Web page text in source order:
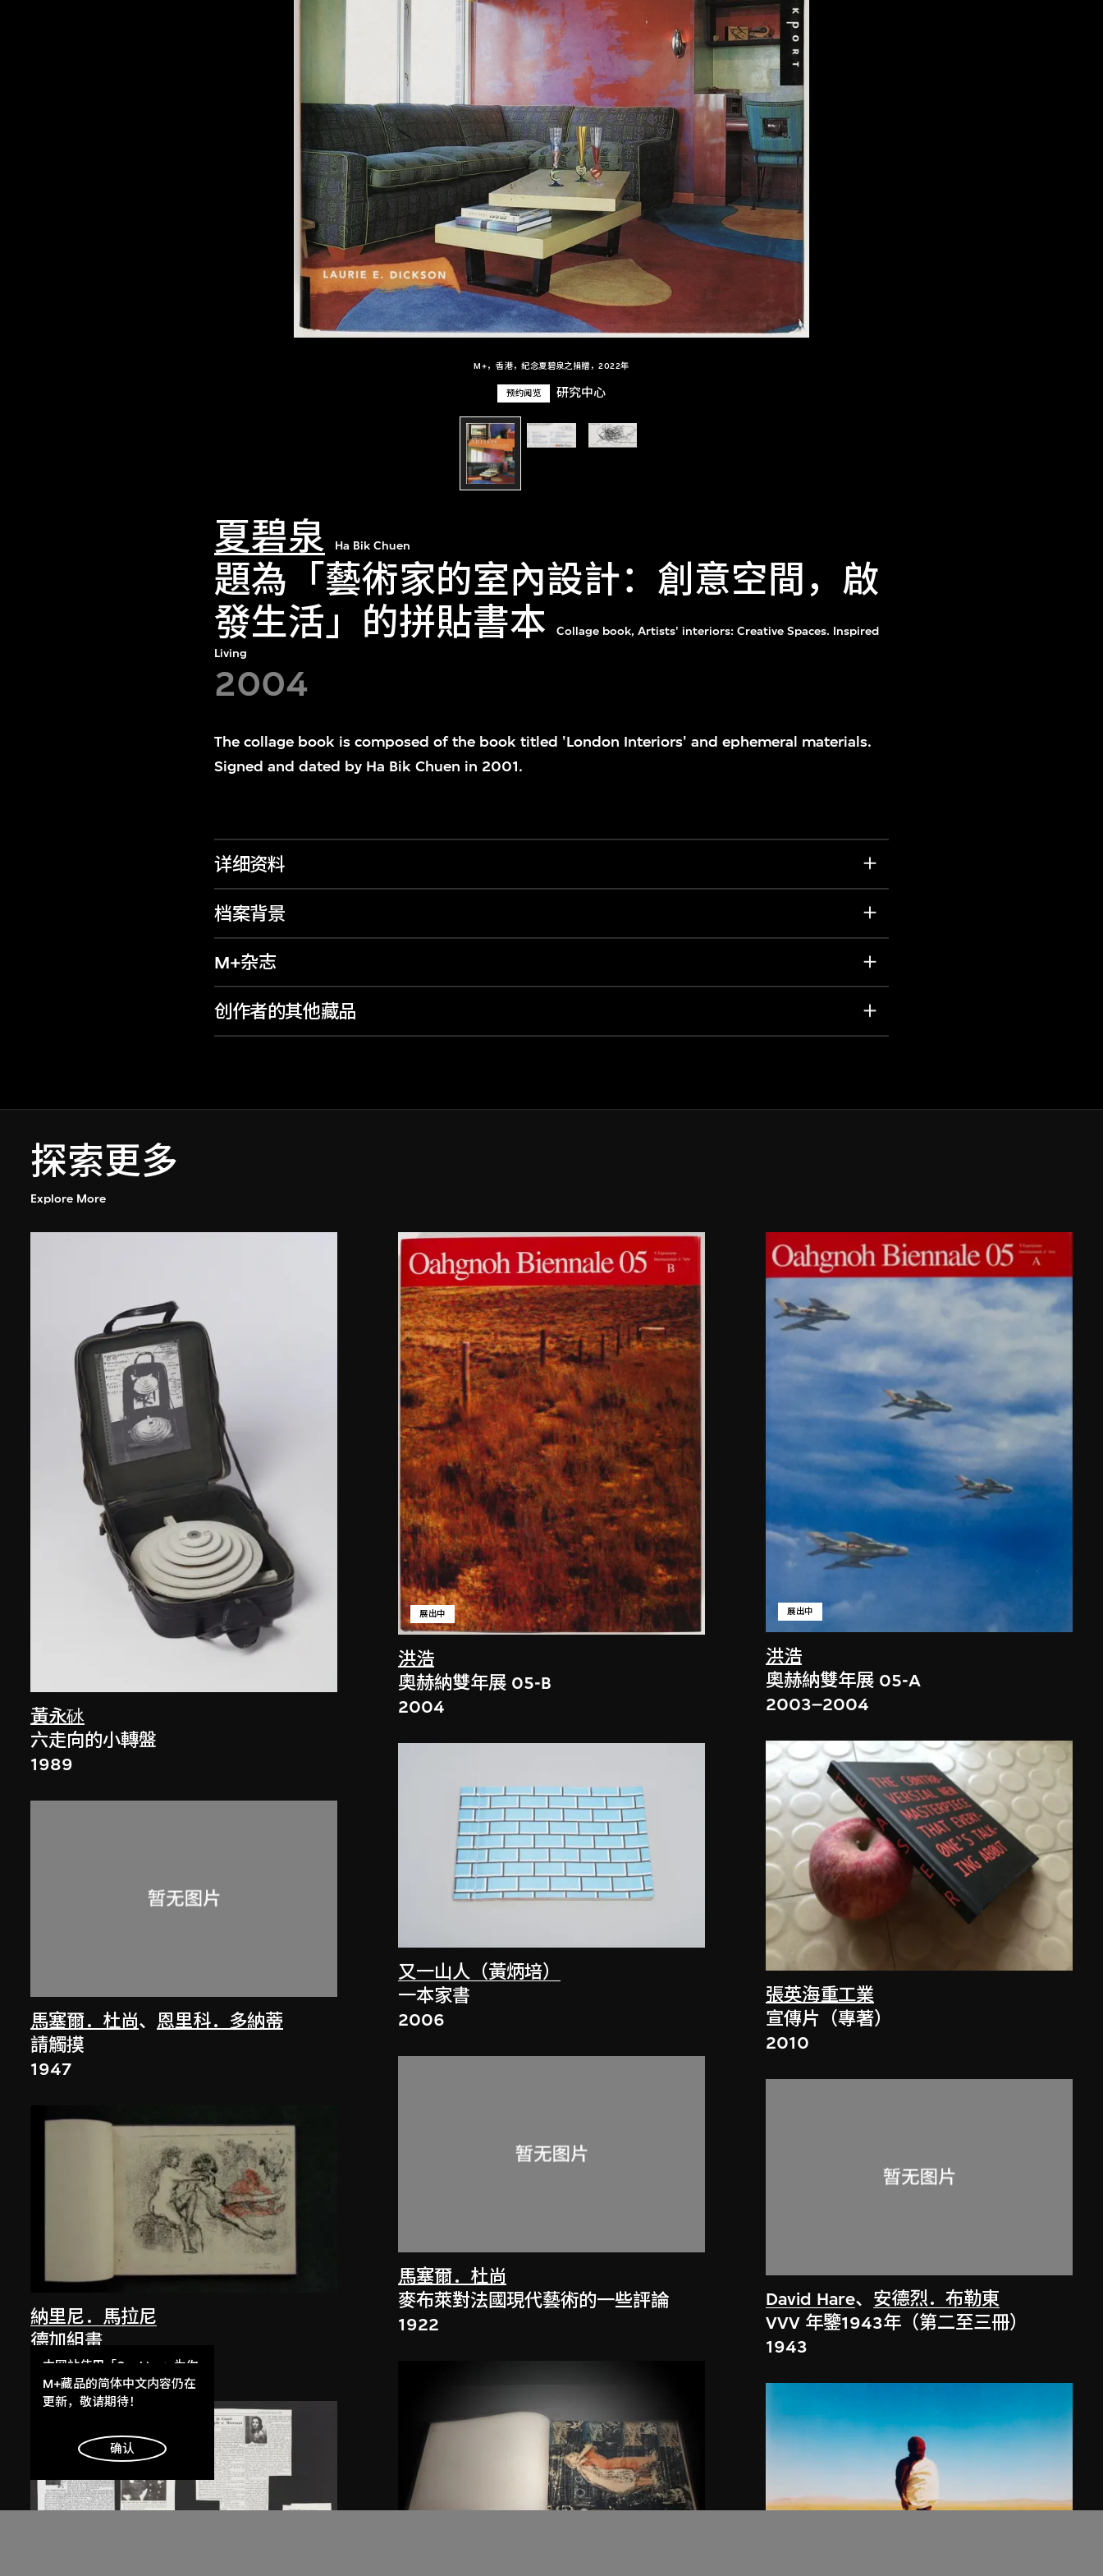
M+，香港，紀念夏碧泉之捐贈，2022年
预约阅览 研究中心
夏碧泉 Ha Bik Chuen
題為「藝術家的室內設計：創意空間，啟
發生活」的拼貼書本
Collage book, Artists' interiors: Creative Spaces. Inspired
Living
2004
The collage book is composed of the book titled 'London Interiors' and ephemeral materials.
Signed and dated by Ha Bik Chuen in 2001.
详细资料
档案背景
M+杂志
创作者的其他藏品
探索更多
Explore More
黃永砅
六走向的小轉盤
1989
馬塞爾．杜尚、 恩里科．多納蒂
請觸摸
1947
納里尼．馬拉尼
德加組畫
1991
洪浩
展出中
奧赫納雙年展 05-B
2004
又一山人（黃炳培）
一本家書
2006
馬塞爾．杜尚
麥布萊對法國現代藝術的一些評論
1922
洪浩
展出中
奧赫納雙年展 05-A
2003–2004
張英海重工業
宣傳片（專著）
2010
David Hare、 安德烈．布勒東
VVV 年鑒1943年（第二至三冊）
1943
本网站使用「Cookies」为你
提供最好的网站体验。
了解更多
明白
M+藏品的简体中文内容仍在
更新，敬请期待！
确认